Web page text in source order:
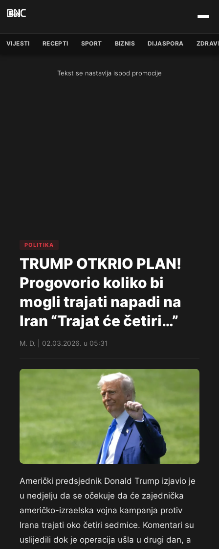
VIJESTI RECEPTI SPORT BIZNIS DIJASPORA
Tekst se nastavlja ispod promocije
POLITIKA
TRUMP OTKRIO PLAN!
Progovorio koliko bi
mogli trajati napadi na
Iran “Trajat će četiri…”
M. D. | 02.03.2026. u 05:31
Američki predsjednik Donald Trump izjavio je
u nedjelju da se očekuje da će zajednička
američko-izraelska vojna kampanja protiv
Irana trajati oko četiri sedmice. Komentari su
uslijedili dok je operacija ušla u drugi dan, a